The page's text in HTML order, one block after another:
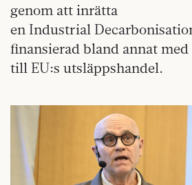
genom att inrätta
en Industrial
finansierad bland annat
till EU:s utsläppshandel.